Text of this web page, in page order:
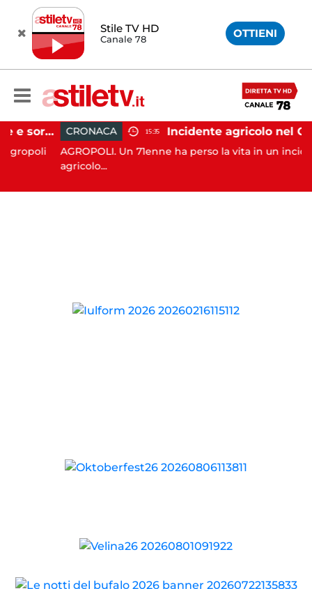
Stile TV HD
Canale 78 OTTIENI
Agropoli, botte a madre e sorella per ottenere denaro: 31enne in carcere CRONACA 15:35
AGROPOLI. Un 71enne ha perso la vita in un incidente
agricolo...